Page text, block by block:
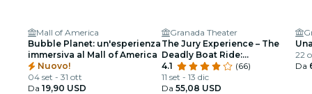
Mall of America
Bubble Planet: un'esperienza
immersiva al Mall of America
Nuovo!
04 set - 31 ott
Da 19,90 USD
Granada Theater
The Jury Experience – The
Deadly Boat Ride:
Minneapolis fornisce
giustizia?
4.1
(66)
11 set - 13 dic
Da 55,08 USD
22
Da